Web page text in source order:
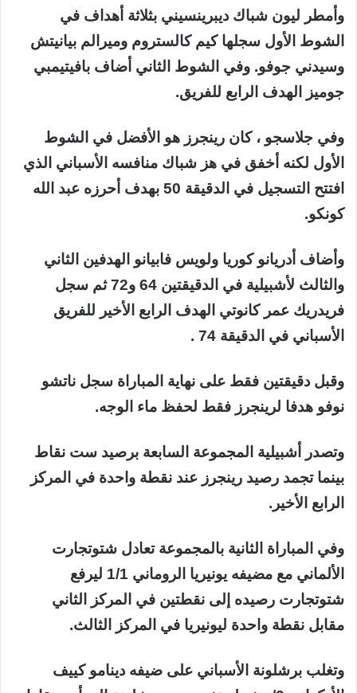
وأمطر ليون شباك ديبرينسيني بثلاثة أهداف في
الشوط الأول سجلها كيم كالستروم وميرالم بيانيتش
وسيدني جوفو. وفي الشوط الثاني أضاف بافيتيمبي
جوميز الهدف الرابع للفريق.
وفي جلاسجو ، كان رينجرز هو الأفضل في الشوط
الأول لكنه أخفق في هز شباك منافسه الأسباني الذي
افتتح التسجيل في الدقيقة 50 بهدف أحرزه عبد الله
كونكو.
وأضاف أدريانو كوريا ولويس فابيانو الهدفين الثاني
والثالث لأشبيلية في الدقيقتين 64 و72 ثم سجل
فريدريك عمر كانوتي الهدف الرابع الأخير للفريق
الأسباني في الدقيقة 74 .
وقبل دقيقتين فقط على نهاية المباراة سجل ناتشو
نوفو هدفا لرينجرز فقط لحفظ ماء الوجه.
وتصدر أشبيلية المجموعة السابعة برصيد ست نقاط
بينما تجمد رصيد رينجرز عند نقطة واحدة في المركز
الرابع الأخير.
وفي المباراة الثانية بالمجموعة تعادل شتوتجارت
الألماني مع مضيفه يونيريا الروماني 1/1 ليرفع
شتوتجارت رصيده إلى نقطتين في المركز الثاني
مقابل نقطة واحدة ليونيريا في المركز الثالث.
وتغلب برشلونة الأسباني على ضيفه دينامو كييف